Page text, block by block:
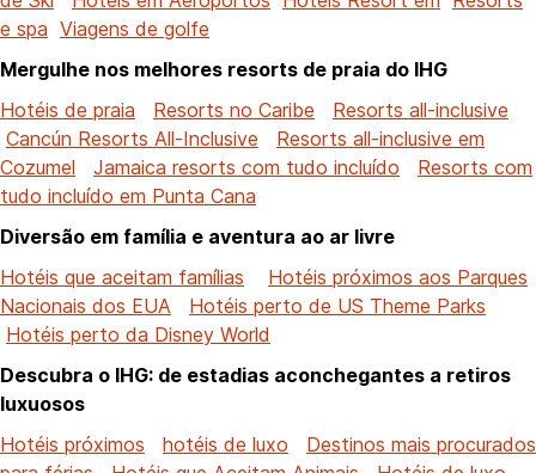
e spa Viagens de golfe
Mergulhe nos melhores resorts de praia do IHG
Hotéis de praia
Resorts no Caribe
Resorts all-inclusive
Cancún Resorts All-Inclusive
Resorts all-inclusive em
Cozumel
Jamaica resorts com tudo incluído
Resorts com
tudo incluído em Punta Cana
Diversão em família e aventura ao ar livre
Hotéis que aceitam famílias
Hotéis próximos aos Parques
Nacionais dos EUA
Hotéis perto de US Theme Parks
Hotéis perto da Disney World
Descubra o IHG: de estadias aconchegantes a retiros
luxuosos
Hotéis próximos
hotéis de luxo
Destinos mais procurados